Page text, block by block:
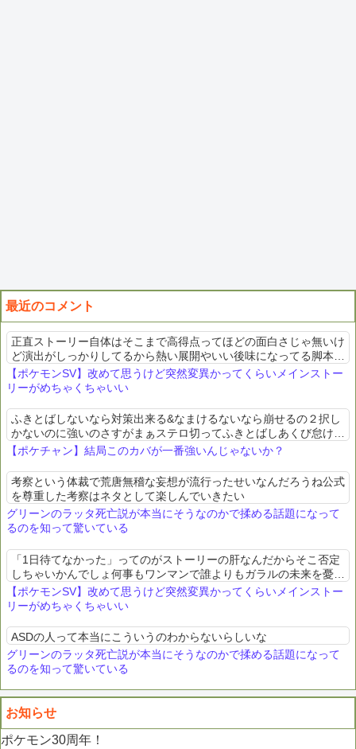
最近のコメント
正直ストーリー自体はそこまで高得点ってほどの面白さじゃ無いけ
ど演出がしっかりしてるから熱い展開やいい後味になってる脚本家
は普通だけど監督に恵まれた映画みたいな感じ
【ポケモンSV】改めて思うけど突然変異かってくらいメインストー
リーがめちゃくちゃいい
ふきとばしないなら対策出来る&なまけるないなら崩せるの２択し
かないのに強いのさすがまぁステロ切ってふきとばしあくび怠ける
とかも居るけど
【ポケチャン】結局このカバが一番強いんじゃないか？
考察という体裁で荒唐無稽な妄想が流行ったせいなんだろうね公式
を尊重した考察はネタとして楽しんでいきたい
グリーンのラッタ死亡説が本当にそうなのかで揉める話題になって
るのを知って驚いている
「1日待てなかった」ってのがストーリーの肝なんだからそこ否定
しちゃいかんでしょ何事もワンマンで誰よりもガラルの未来を憂て
いた人が狂ってしまう話なんだから
【ポケモンSV】改めて思うけど突然変異かってくらいメインストー
リーがめちゃくちゃいい
ASDの人って本当にこういうのわからないらしいな
グリーンのラッタ死亡説が本当にそうなのかで揉める話題になって
るのを知って驚いている
お知らせ
ポケモン30周年！